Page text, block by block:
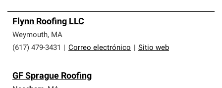
Flynn Roofing LLC
Weymouth, MA
(617) 479-3431
Correo electrónico Sitio web
GF Sprague Roofing